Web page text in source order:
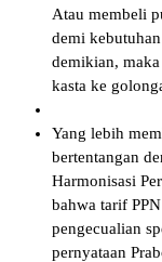
Atau membeli
demi
demikian,
kasta ke
Yang lebih
bertentangan
Harmonisasi
bahwa tarif
pengecualian
pernyataan